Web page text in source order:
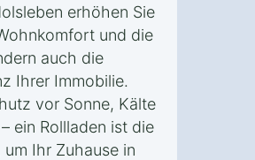
erhöhen Sie
und die
auch die
Ihrer Immobilie.
vor Sonne, Kälte
ein Rollladen ist die
Ihr Zuhause in